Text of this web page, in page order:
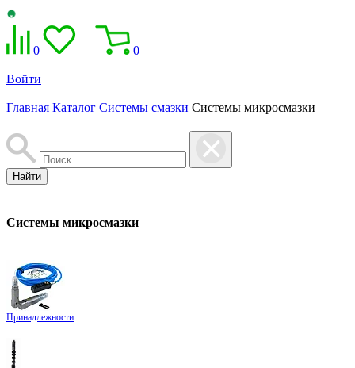
0 0
Войти
Главная Каталог Системы смазки Системы микросмазки
Найти
Системы микросмазки
Принадлежности